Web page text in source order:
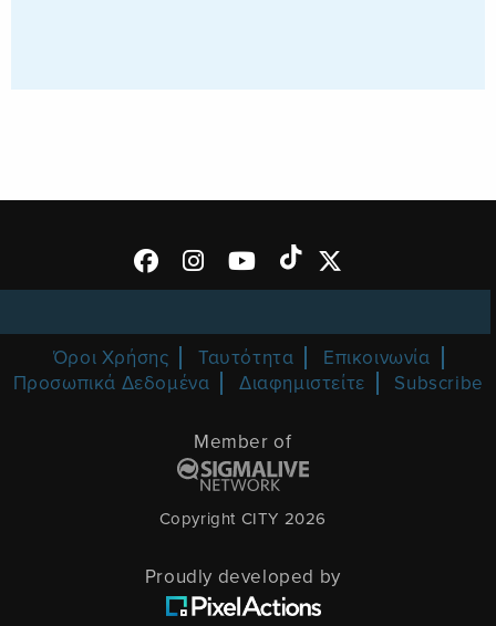
Όροι Χρήσης Ταυτότητα
Επικοινωνία
Προσωπικά Δεδομένα
Διαφημιστείτε Subscribe
Member of
Copyright CITY 2026
Proudly developed by